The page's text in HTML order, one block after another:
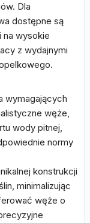
Dla
dostępne są
wysokie
z wydajnymi
wymagających
węże,
wody pitnej,
normy
konstrukcji
minimalizując
węże o